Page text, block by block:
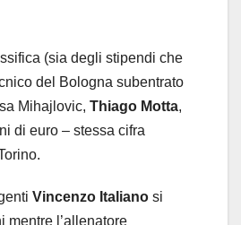
(sia degli stipendi che
del Bologna subentrato
Mihajlovic, Thiago Motta,
di euro – stessa cifra
Vincenzo Italiano si
mentre l’allenatore